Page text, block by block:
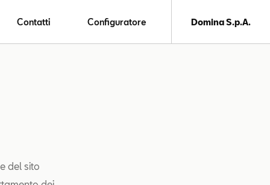
Contatti Configuratore Domina S.p.A.
del sito